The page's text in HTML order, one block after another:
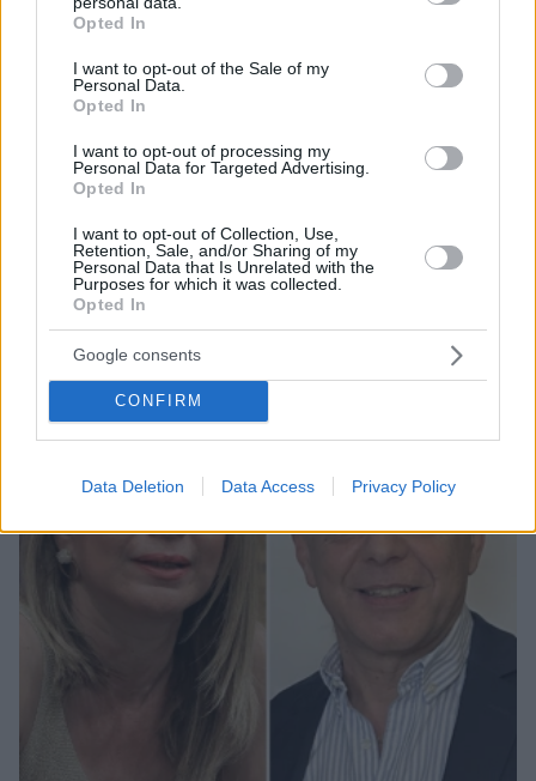
grant or deny consent to Google and its third-party tags to
use your data for below specified purposes in below Google
consent section.
Opted In
I want to opt-out of the Sale of my
Personal Data.
Opted In
I want to opt-out of processing my
Personal Data for Targeted Advertising.
Opted In
I want to opt-out of Collection, Use,
Retention, Sale, and/or Sharing of my
Personal Data that Is Unrelated with the
Purposes for which it was collected.
Opted In
Google consents
CONFIRM
Data Deletion Data Access Privacy Policy
τον 13χρονο Λιονέλ από το χέρι και άλλαξε την
ιστορία του ποδοσφαίρου με μια υπογραφή σε...
χαρτοπετσέτα
08.08.2026, 21:43